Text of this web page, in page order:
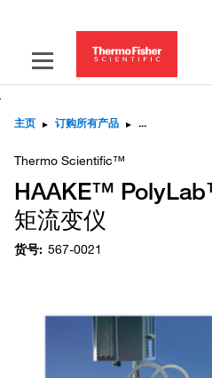
主页 ▸ 订购所有产品 ▸
Thermo Scientific™
HAAKE™
矩流变仪
货号: 567-0021